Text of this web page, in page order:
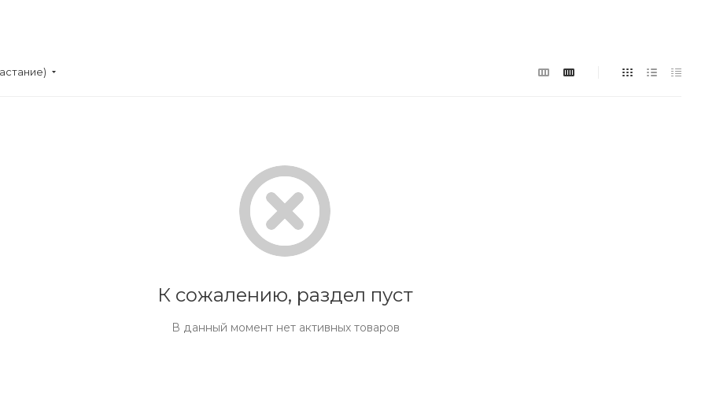
К сожалению, раздел пуст
В данный момент нет активных товаров